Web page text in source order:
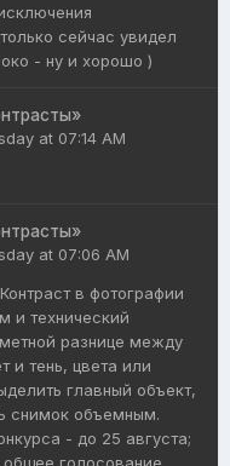
сейчас увидел
- ну и хорошо )
at 07:14 AM
at 07:06 AM
в фотографии
и технический
разнице между
и тень, цвета или
главный объект,
снимок объемным.
- до 25 августа;